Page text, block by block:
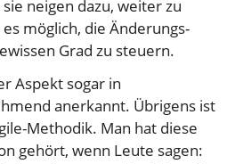
neigen dazu, weiter zu
möglich, die Änderungs­
Grad zu steuern.
Aspekt sogar in
anerkannt. Übrigens ist
Methodik. Man hat diese
gehört, wenn Leute sagen: